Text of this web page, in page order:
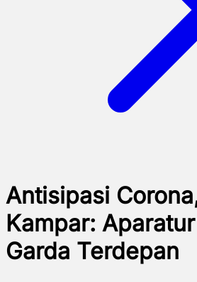
Antisipasi
Kampar:
Garda Terdepan